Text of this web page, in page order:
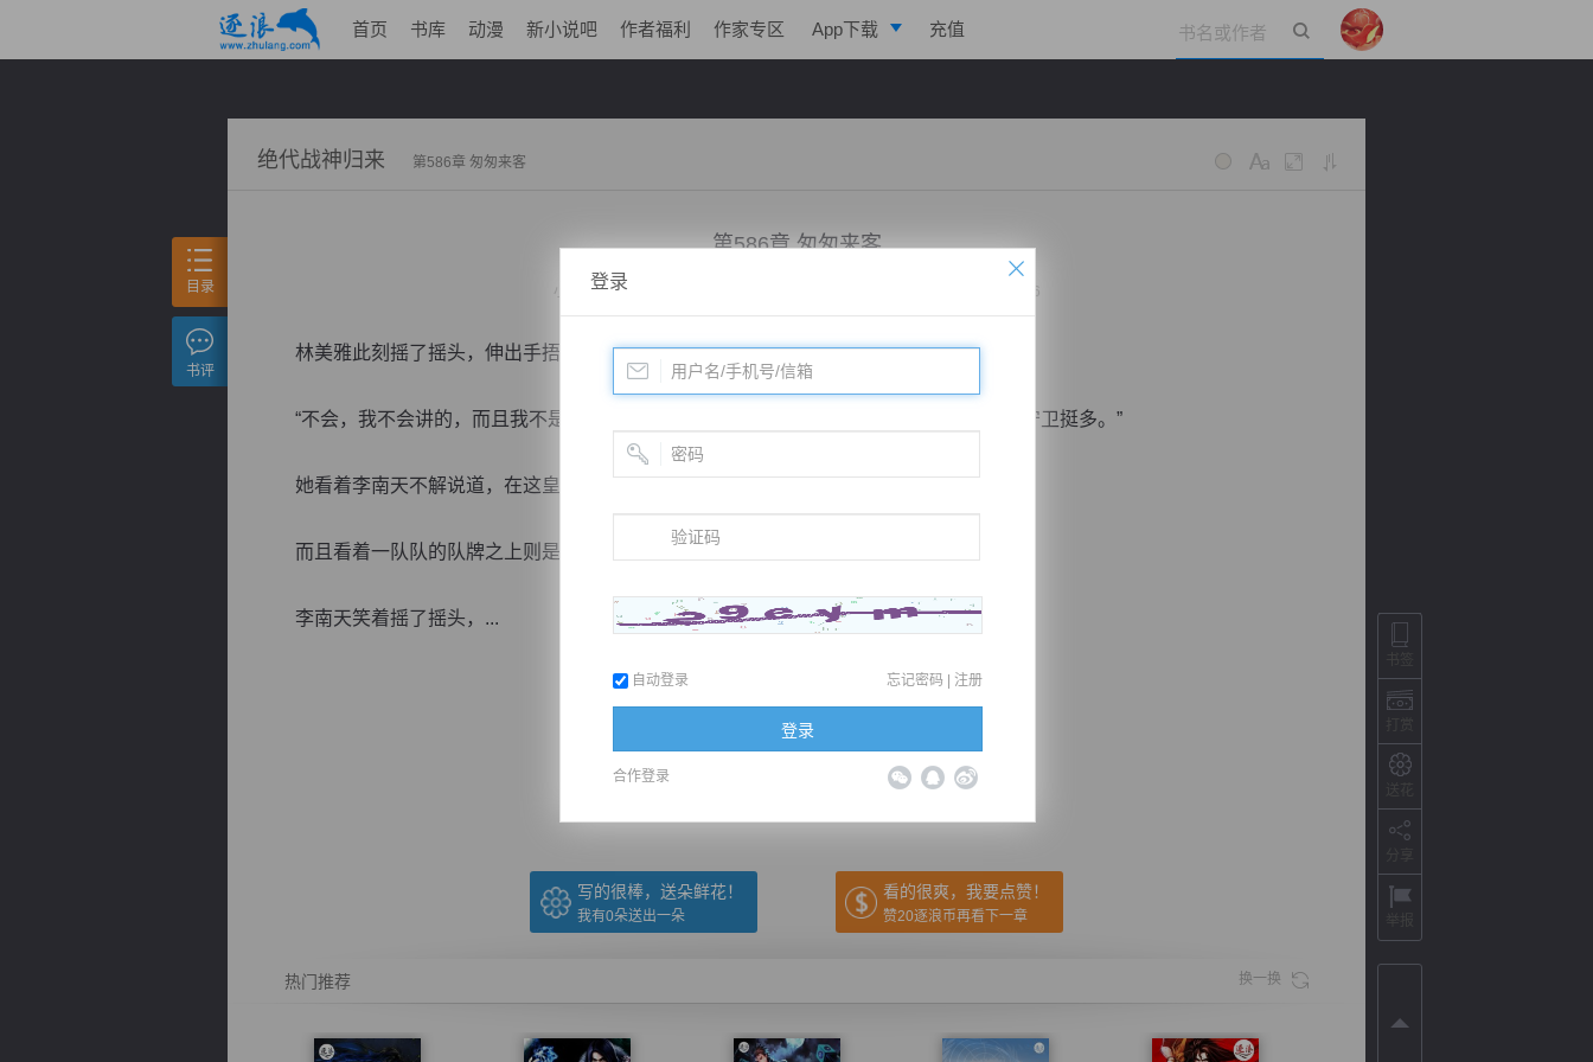
首页 书库 动漫 新小说吧 作者福利 作家专区 App下载 充值
绝代战神归来 第586章 匆匆来客
第586章 匆匆来客
小说：绝代战神归来 更新时间：2020-03-24 22:31 字数：2006
林美雅此刻摇了摇头，伸出手捂住红唇。
“不会，我不会讲的，而且我不是住在皇宫之中吗？难道在这里也有危险，我看着宫里的守卫挺多。”
她看着李南天不解说道，在这皇宫之中行走都要验明身份。
而且看着一队队的队牌之上则是有着标号，相互之间更是有熟识，一般人混不进来。
李南天笑着摇了摇头，...
推荐在手机上阅读本书
（← 快捷键 下一章 快捷键→）
写的很棒，送朵鲜花！
我有0朵送出一朵
看的很爽，我要点赞！
赞20逐浪币再看下一章
热门推荐 换一换
目录
书评
登录
自动登录 忘记密码 | 注册
登录
合作登录